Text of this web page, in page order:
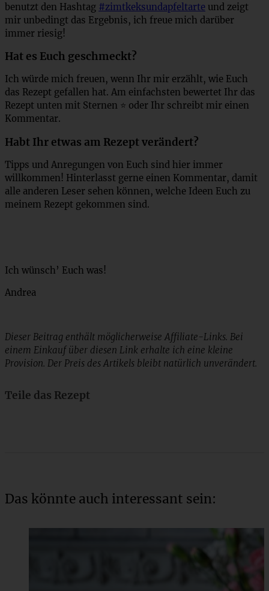
benutzt den Hashtag #zimtkeksundapfeltarte und zeigt
mir unbedingt das Ergebnis, ich freue mich darüber
immer riesig!
Hat es Euch geschmeckt?
Ich würde mich freuen, wenn Ihr mir erzählt, wie Euch
das Rezept gefallen hat. Am einfachsten bewertet Ihr das
Rezept unten mit Sternen ⭐ oder Ihr schreibt mir einen
Kommentar.
Habt Ihr etwas am Rezept verändert?
Tipps und Anregungen von Euch sind hier immer
willkommen! Hinterlasst gerne einen Kommentar, damit
alle anderen Leser sehen können, welche Ideen Euch zu
meinem Rezept gekommen sind.
Ich wünsch’ Euch was!
Andrea
Dieser Beitrag enthält möglicherweise Affiliate-Links. Bei
einem Einkauf über diesen Link erhalte ich eine kleine
Provision. Der Preis des Artikels bleibt natürlich unverändert.
Teile das Rezept
Das könnte auch interessant sein: